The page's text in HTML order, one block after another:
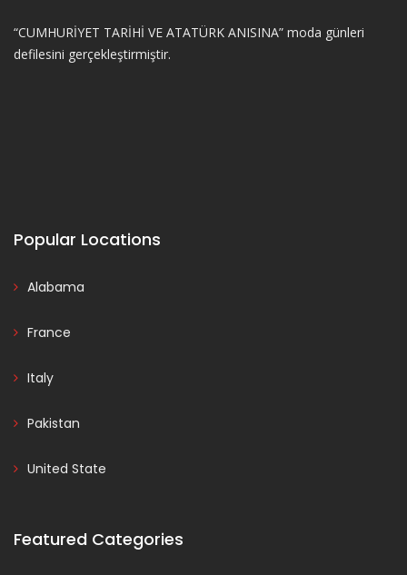
“CUMHURİYET TARİHİ VE ATATÜRK ANISINA” moda günleri
defilesini gerçekleştirmiştir.
Popular Locations
Alabama
France
Italy
Pakistan
United State
Featured Categories